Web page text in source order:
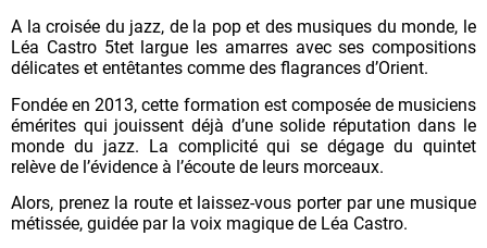
A la croisée du jazz, de la pop et des musiques du monde, le
Léa Castro 5tet largue les amarres avec ses compositions
délicates et entêtantes comme des flagrances d’Orient.
Fondée en 2013, cette formation est composée de musiciens
émérites qui jouissent déjà d’une solide réputation dans le
monde du jazz. La complicité qui se dégage du quintet
relève de l’évidence à l’écoute de leurs morceaux.
Alors, prenez la route et laissez-vous porter par une musique
métissée, guidée par la voix magique de Léa Castro.